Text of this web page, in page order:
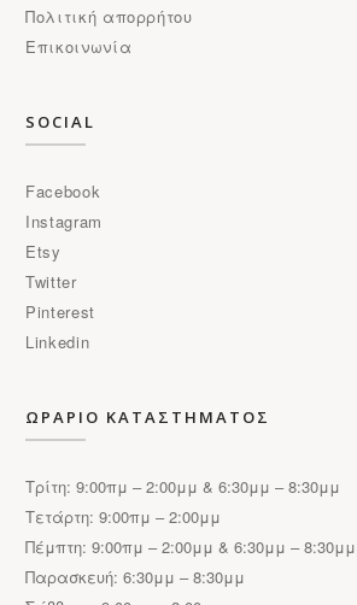
Πολιτική απορρήτου
Επικοινωνία
SOCIAL
Facebook
Instagram
Etsy
Twitter
Pinterest
Linkedin
ΩΡΑΡΙΟ ΚΑΤΑΣΤΗΜΑΤΟΣ
Τρίτη: 9:00πμ – 2:00μμ & 6:30μμ – 8:30μμ
Τετάρτη: 9:00πμ – 2:00μμ
Πέμπτη: 9:00πμ – 2:00μμ & 6:30μμ – 8:30μμ
Παρασκευή: 6:30μμ – 8:30μμ